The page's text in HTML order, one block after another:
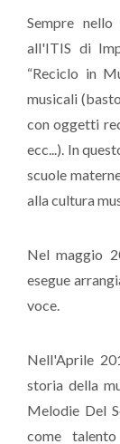
Sempre
all'ITIS di
“Reciclo in
musicali
con oggetti
ecc...). In
scuole
alla cultura
Nel maggio
esegue
voce.
Nell'Aprile
storia della
Melodie Del
come